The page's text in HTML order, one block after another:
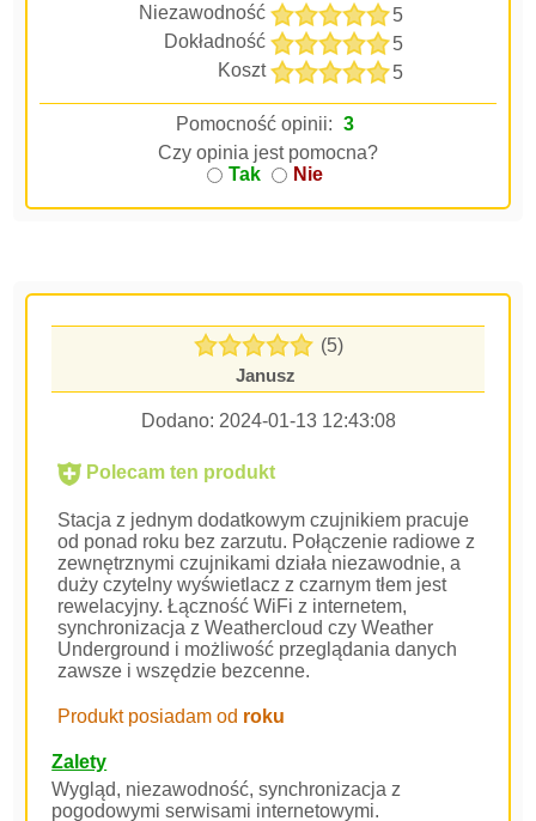
Niezawodność
5
Dokładność
5
Koszt
5
Pomocność opinii: 3
Czy opinia jest pomocna?
Tak
Nie
(5)
Janusz
Dodano: 2024-01-13 12:43:08
Polecam ten produkt
Stacja z jednym dodatkowym czujnikiem pracuje
od ponad roku bez zarzutu. Połączenie radiowe z
zewnętrznymi czujnikami działa niezawodnie, a
duży czytelny wyświetlacz z czarnym tłem jest
rewelacyjny. Łączność WiFi z internetem,
synchronizacja z Weathercloud czy Weather
Underground i możliwość przeglądania danych
zawsze i wszędzie bezcenne.
Produkt posiadam od roku
Zalety
Wygląd, niezawodność, synchronizacja z
pogodowymi serwisami internetowymi.